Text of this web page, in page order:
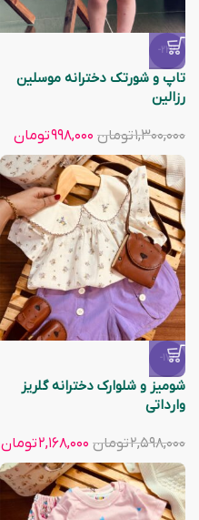
-23%
تاپ و شورتک دخترانه موسلین
رزالین
۱,۳۰۰,۰۰۰تومان ۹۹۸,۰۰۰تومان
-17%
شومیز و شلوارک دخترانه گلریز
وارداتی
۲,۵۹۸,۰۰۰تومان ۲,۱۶۸,۰۰۰تومان